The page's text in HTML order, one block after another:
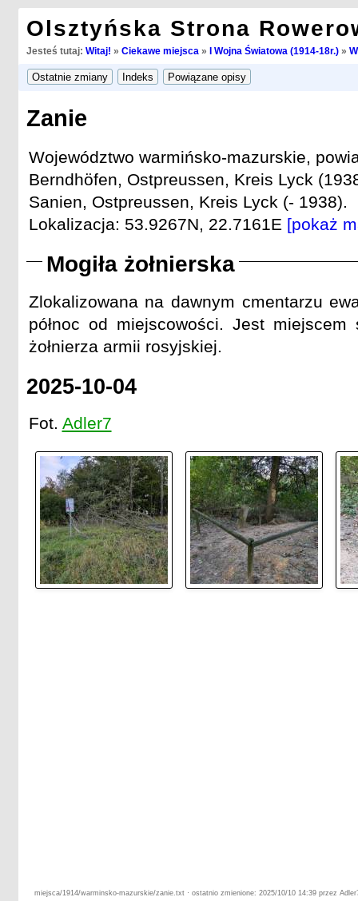
Olsztyńska Strona
Jesteś tutaj: Witaj! » Ciekawe miejsca » I Wojna Światowa (1914-18r.)»
Zanie
Województwo warmińsko-mazurskie,
Berndhöfen, Ostpreussen, Kreis Lyck
Sanien, Ostpreussen, Kreis Lyck (- 1938).
Lokalizacja: 53.9267N, 22.7161E [pokaż
Mogiła żołnierska
Zlokalizowana na dawnym cmentarzu
północ od miejscowości. Jest
żołnierza armii rosyjskiej.
2025-10-04
Fot. Adler7
miejsca/1914/warminsko-mazurskie/zanie.txt · ostatnio zmienione: 2025/10/10 14:39 przez